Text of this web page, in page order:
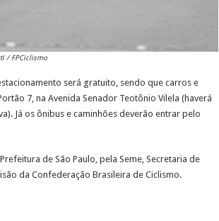
/ FPCiclismo
será gratuito, sendo que carros e
7, na Avenida Senador Teotônio Vilela (haverá
Já os ônibus e caminhões deverão entrar pelo
de São Paulo, pela Seme, Secretaria de
da Confederação Brasileira de Ciclismo.